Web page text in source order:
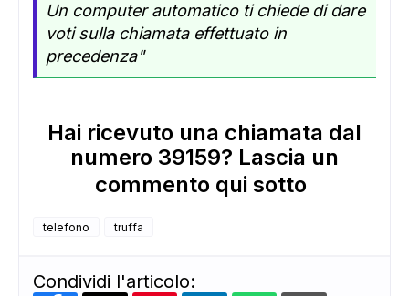
Un computer automatico ti chiede di dare
voti sulla chiamata effettuato in
precedenza"
Hai ricevuto una chiamata dal
numero 39159? Lascia un
commento qui sotto
telefono truffa
Condividi l'articolo: